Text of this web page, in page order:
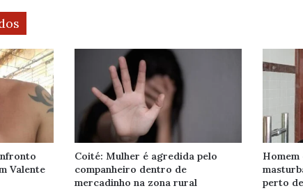
Valente
Coité: Mulher é agredida pelo
companheiro dentro de
mercadinho na zona rural
perto